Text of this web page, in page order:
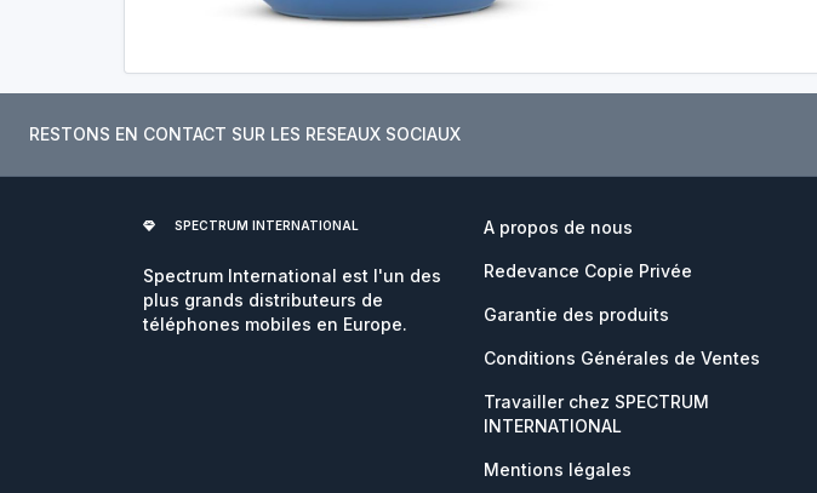
RESTONS EN CONTACT SUR LES RESEAUX SOCIAUX
SPECTRUM INTERNATIONAL
Spectrum International est l'un des
plus grands distributeurs de
téléphones mobiles en Europe.
A propos de nous
Redevance Copie Privée
Garantie des produits
Conditions Générales de Ventes
Travailler chez SPECTRUM
INTERNATIONAL
Mentions légales